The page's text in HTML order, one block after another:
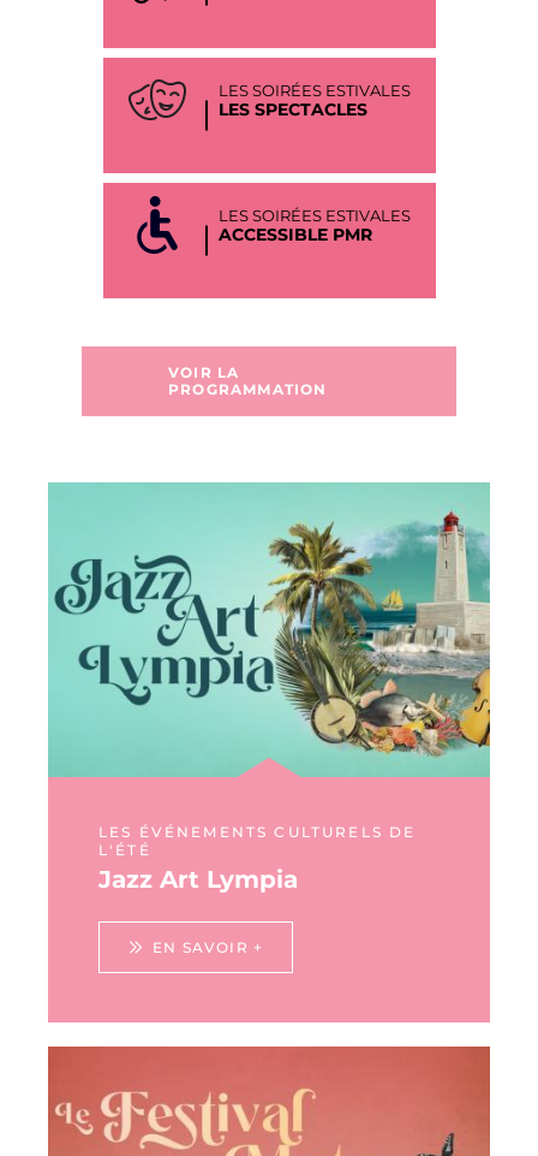
LES SOIRÉES ESTIVALES
LES SPECTACLES
LES SOIRÉES ESTIVALES
ACCESSIBLE PMR
VOIR LA
PROGRAMMATION
LES ÉVÉNEMENTS CULTURELS DE
L'ÉTÉ
Jazz Art Lympia
EN SAVOIR +